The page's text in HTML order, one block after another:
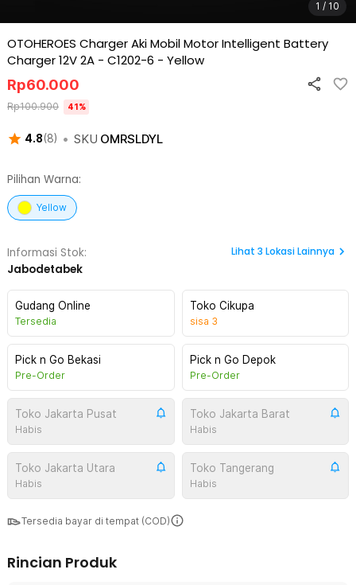
1 / 10
OTOHEROES Charger Aki Mobil Motor Intelligent Battery
Charger 12V 2A - C1202-6 - Yellow
4.8(8) • SKU OMRSLDYL
Rp60.000
Rp100.900 41%
Pilihan Warna:
Yellow
Informasi Stok:
Jabodetabek
Lihat 3 Lokasi Lainnya
Gudang Online
Tersedia
Toko Cikupa
sisa 3
Pick n Go Bekasi
Pre-Order
Pick n Go Depok
Pre-Order
Toko Jakarta Pusat
Habis
Toko Jakarta Barat
Habis
Toko Jakarta Utara
Habis
Toko Tangerang
Habis
Tersedia bayar di tempat (COD)
Rincian Produk